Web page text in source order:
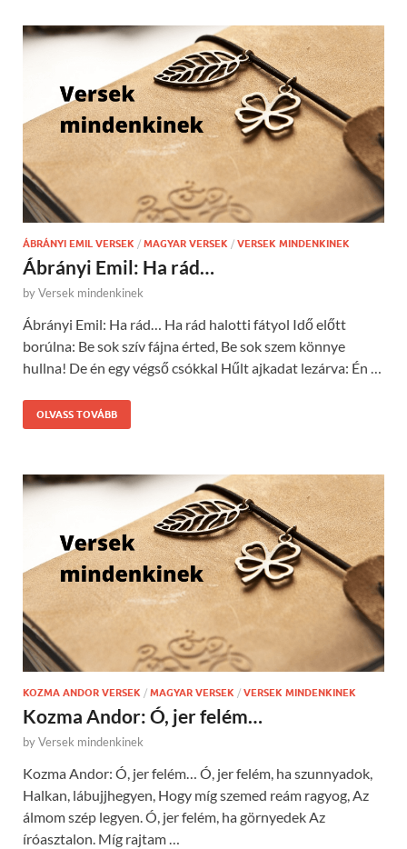
ÁBRÁNYI EMIL VERSEK / MAGYAR VERSEK / VERSEK MINDENKINEK
Ábrányi Emil: Ha rád…
byVersek mindenkinek
Ábrányi Emil: Ha rád… Ha rád halotti fátyol Idő előtt
borúlna: Be sok szív fájna érted, Be sok szem könnye
hullna! De én egy végső csókkal Hűlt ajkadat lezárva: Én …
OLVASS TOVÁBB
KOZMA ANDOR VERSEK / MAGYAR VERSEK / VERSEK MINDENKINEK
Kozma Andor: Ó, jer felém…
byVersek mindenkinek
Kozma Andor: Ó, jer felém… Ó, jer felém, ha szunnyadok,
Halkan, lábujjhegyen, Hogy míg szemed reám ragyog, Az
álmom szép legyen. Ó, jer felém, ha görnyedek Az
íróasztalon. Míg rajtam …